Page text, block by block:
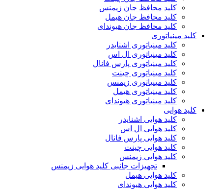
کلید محافظ جان زیمنس
کلید محافظ جان هیمل
کلید محافظ جان هیوندای
کلید مینیاتوری
کلید مینیاتوری اشنایدر
کلید مینیاتوری ال اس
کلید مینیاتوری پارس فانال
کلید مینیاتوری چینت
کلید مینیاتوری زیمنس
کلید مینیاتوری هیمل
کلید مینیاتوری هیوندای
کلید هوایی
کلید هوایی اشنایدر
کلید هوایی ال اس
کلید هوایی پارس فانال
کلید هوایی چینت
کلید هوایی زیمنس
تجهیزات جانبی کلید هوایی زیمنس
کلید هوایی هیمل
کلید هوایی هیوندای